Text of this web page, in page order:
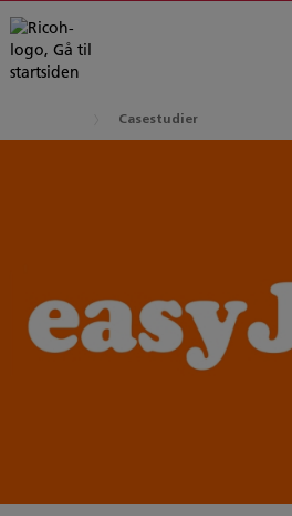
Casestudier